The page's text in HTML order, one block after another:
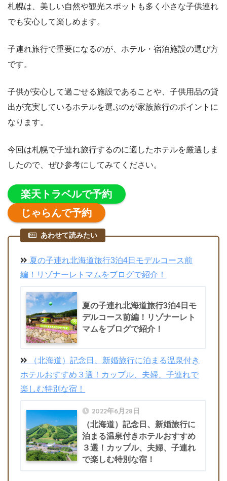
of Content
札幌は、美しい自然や観光スポットも多く小さな子供連れ
でも安心して楽しめます。
子連れ旅行で重要になるのが、ホテル・宿泊施設の選び方
です。
子供が安心して過ごせる施設であることや、子供用品の貸
出が充実しているホテルを選ぶのが家族旅行のポイントに
なります。
今回は札幌で子連れ旅行するのに適したホテルを厳選しま
したので、ぜひ参考にしてみてください。
楽天トラベルで予約
じゃらんで予約
あわせて読みたい
夏の子連れ北海道旅行3泊4日モデルコース前
編！リゾナーレトマムをブログで紹介！
夏の子連れ北海道旅行3泊4日モ
デルコース前編！リゾナーレト
マムをブログで紹介！
（北海道）記念日、新婚旅行に泊まる温泉付き
ホテルおすすめ３選！カップル、夫婦、子連れで
楽しむ特別な宿！
2022年6月28日
（北海道）記念日、新婚旅行に
泊まる温泉付きホテルおすすめ
３選！カップル、夫婦、子連れ
で楽しむ特別な宿！